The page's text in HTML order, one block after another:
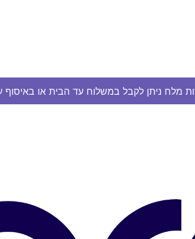
מלח ניתן לקבל במשלוח עד הבית או